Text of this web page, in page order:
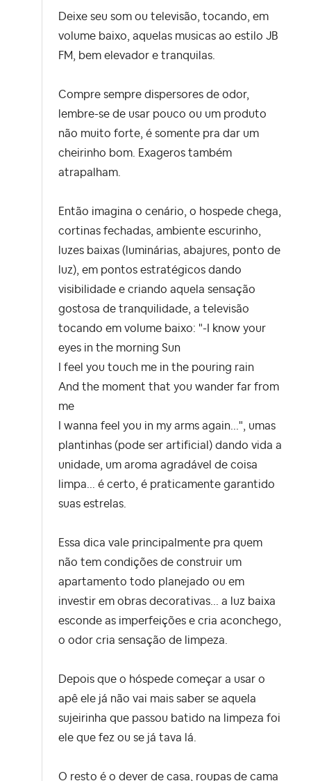
Deixe seu som ou televisão, tocando, em
volume baixo, aquelas musicas ao estilo JB
FM, bem elevador e tranquilas.
Compre sempre dispersores de odor,
lembre-se de usar pouco ou um produto
não muito forte, é somente pra dar um
cheirinho bom. Exageros também
atrapalham.
Então imagina o cenário, o hospede chega,
cortinas fechadas, ambiente escurinho,
luzes baixas (luminárias, abajures, ponto de
luz), em pontos estratégicos dando
visibilidade e criando aquela sensação
gostosa de tranquilidade, a televisão
tocando em volume baixo: "-I know your
eyes in the morning Sun
I feel you touch me in the pouring rain
And the moment that you wander far from
me
I wanna feel you in my arms again...", umas
plantinhas (pode ser artificial) dando vida a
unidade, um aroma agradável de coisa
limpa... é certo, é praticamente garantido
suas estrelas.
Essa dica vale principalmente pra quem
não tem condições de construir um
apartamento todo planejado ou em
investir em obras decorativas... a luz baixa
esconde as imperfeições e cria aconchego,
o odor cria sensação de limpeza.
Depois que o hóspede começar a usar o
apê ele já não vai mais saber se aquela
sujeirinha que passou batido na limpeza foi
ele que fez ou se já tava lá.
O resto é o dever de casa, roupas de cama